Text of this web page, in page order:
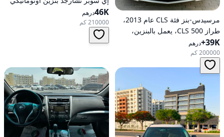
مرسيدس-بنز فئة CLS عام 2013،
طراز CLS 500، يعمل بالبنزين،
أوتوماتيكي، دفع خلفي
39K+ درهم
200000 كم
بدفع كلي للعجلات
46Kدرهم
210000 كم